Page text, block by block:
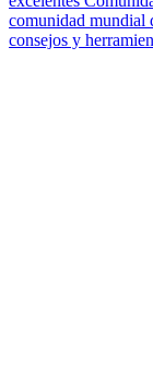
comunidad mundial
consejos y